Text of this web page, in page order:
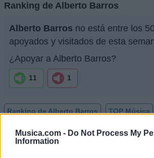
Musica.com - Do Not Process My
Information
Ranking de Alberto Barros
Alberto Barros no está entre los
apoyados y visitados de esta
¿Apoyar a Alberto Barros?
11 1
Ranking de Alberto Barros TOP Música